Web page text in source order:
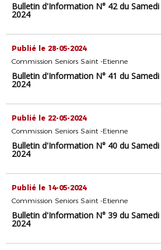
Bulletin d'Information N° 42 du Samedi
2024
Publié le 28-05-2024
Commission Seniors Saint -Etienne
Bulletin d'Information N° 41 du Samedi
2024
Publié le 22-05-2024
Commission Seniors Saint -Etienne
Bulletin d'Information N° 40 du
2024
Publié le 14-05-2024
Commission Seniors Saint -Etienne
Bulletin d'Information N° 39 du
2024